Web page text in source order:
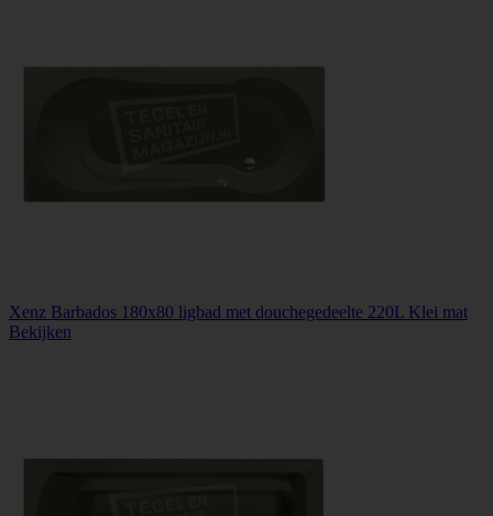
Xenz Barbados 180x80 ligbad met douchegedeelte 220L Klei mat
Bekijken